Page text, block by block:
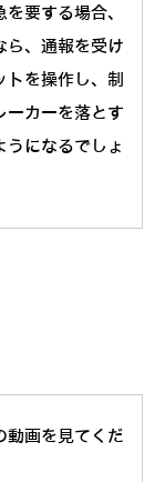
要する場合、
ら、通報を受け
を操作し、制
ーカーを落とす
うになるでしょ
動画を見てくだ